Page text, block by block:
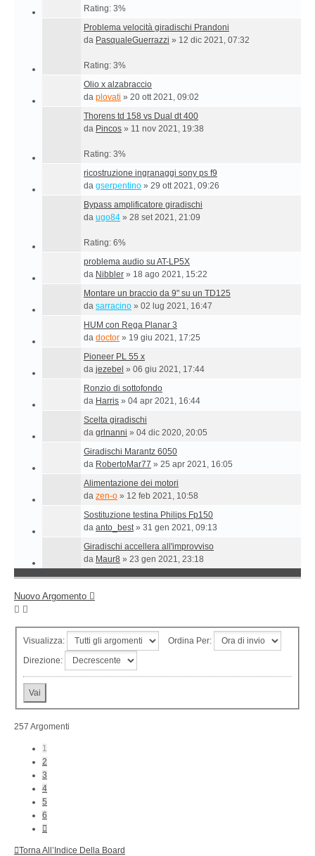
Rating: 3%
Problema velocità giradischi Prandoni
da PasqualeGuerrazzi » 12 dic 2021, 07:32
Rating: 3%
Olio x alzabraccio
da plovati » 20 ott 2021, 09:02
Thorens td 158 vs Dual dt 400
da Pincos » 11 nov 2021, 19:38
Rating: 3%
ricostruzione ingranaggi sony ps f9
da gserpentino » 29 ott 2021, 09:26
Bypass amplificatore giradischi
da ugo84 » 28 set 2021, 21:09
Rating: 6%
problema audio su AT-LP5X
da Nibbler » 18 ago 2021, 15:22
Montare un braccio da 9" su un TD125
da sarracino » 02 lug 2021, 16:47
HUM con Rega Planar 3
da doctor » 19 giu 2021, 17:25
Pioneer PL 55 x
da jezebel » 06 giu 2021, 17:44
Ronzio di sottofondo
da Harris » 04 apr 2021, 16:44
Scelta giradischi
da grlnanni » 04 dic 2020, 20:05
Giradischi Marantz 6050
da RobertoMar77 » 25 apr 2021, 16:05
Alimentazione dei motori
da zen-o » 12 feb 2021, 10:58
Sostituzione testina Philips Fp150
da anto_best» 31 gen 2021, 09:13
Giradischi accellera all'improvviso
da Maur8 » 23 gen 2021, 23:18
Nuovo Argomento
Visualizza:
Ordina Per:
Direzione:
257 Argomenti
1
2
3
4
5
6
Torna All’Indice Della Board